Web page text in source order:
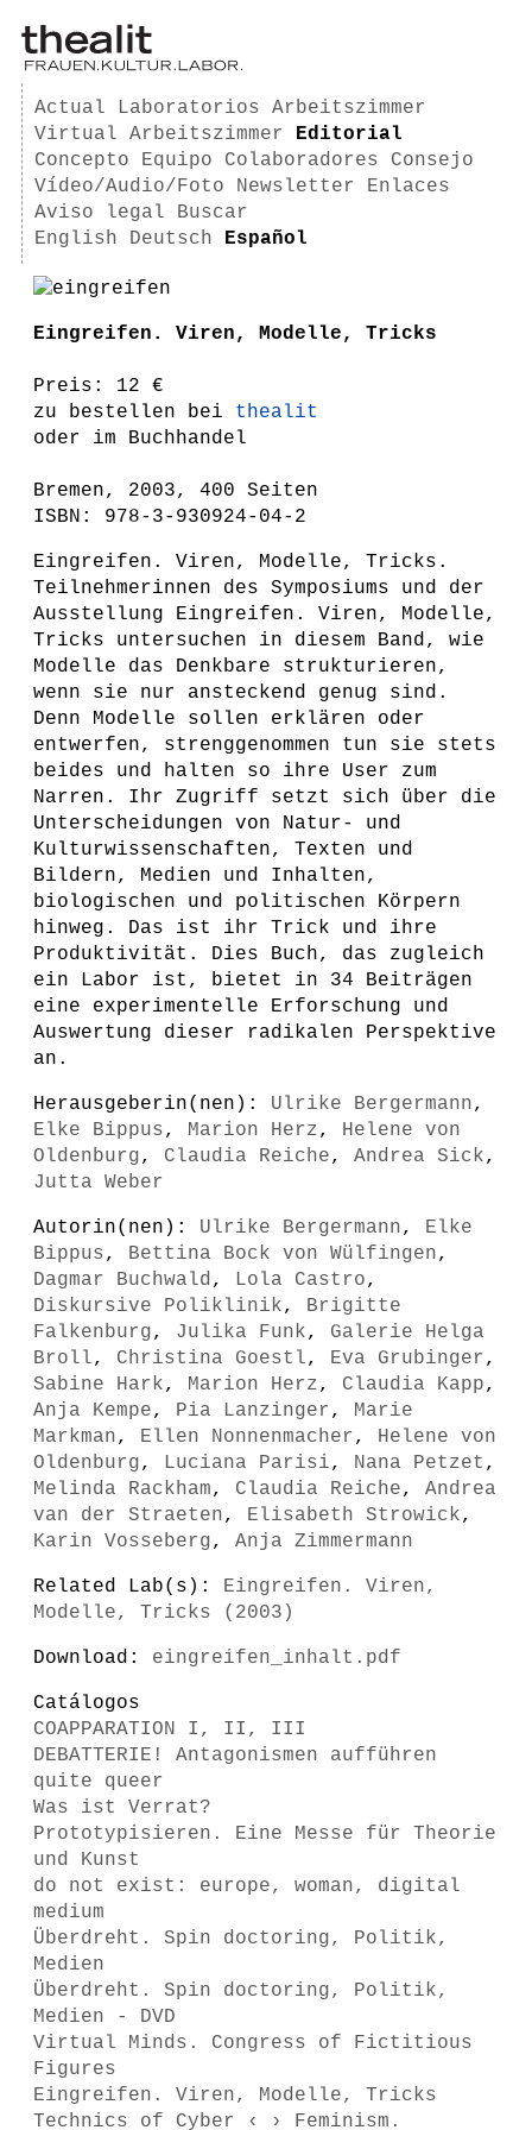
Actual Laboratorios
Arbeitszimmer
Virtual Arbeitszimmer
Editorial
Concepto
Equipo Colaboradores
Consejo
Vídeo/Audio/Foto
Newsletter
Enlaces
Aviso legal
Buscar
English
Deutsch Español
Eingreifen. Viren, Modelle, Tricks
Preis: 12 €
zu bestellen bei thealit
oder im Buchhandel
Bremen, 2003, 400 Seiten
ISBN: 978-3-930924-04-2
Eingreifen. Viren, Modelle, Tricks.
Teilnehmerinnen des Symposiums und der
Ausstellung Eingreifen. Viren, Modelle,
Tricks untersuchen in diesem Band, wie
Modelle das Denkbare strukturieren,
wenn sie nur ansteckend genug sind.
Denn Modelle sollen erklären oder
entwerfen, strenggenommen tun sie stets
beides und halten so ihre User zum
Narren. Ihr Zugriff setzt sich über die
Unterscheidungen von Natur- und
Kulturwissenschaften, Texten und
Bildern, Medien und Inhalten,
biologischen und politischen Körpern
hinweg. Das ist ihr Trick und ihre
Produktivität. Dies Buch, das zugleich
ein Labor ist, bietet in 34 Beiträgen
eine experimentelle Erforschung und
Auswertung dieser radikalen Perspektive
an.
Herausgeberin(nen): Ulrike Bergermann,
Elke Bippus, Marion Herz, Helene von
Oldenburg, Claudia Reiche, Andrea Sick,
Jutta Weber
Autorin(nen): Ulrike Bergermann, Elke
Bippus, Bettina Bock von Wülfingen,
Dagmar Buchwald, Lola Castro,
Diskursive Poliklinik, Brigitte
Falkenburg, Julika Funk, Galerie Helga
Broll, Christina Goestl, Eva Grubinger,
Sabine Hark, Marion Herz, Claudia Kapp,
Anja Kempe, Pia Lanzinger, Marie
Markman, Ellen Nonnenmacher, Helene von
Oldenburg, Luciana Parisi, Nana Petzet ,
Melinda Rackham, Claudia Reiche, Andrea
van der Straeten, Elisabeth Strowick,
Karin Vosseberg, Anja Zimmermann
Related Lab(s): Eingreifen. Viren,
Modelle, Tricks (2003)
Download: eingreifen_inhalt.pdf
Catálogos
COAPPARATION I, II, III
DEBATTERIE! Antagonismen aufführen
quite queer
Was ist Verrat?
Prototypisieren. Eine Messe für Theorie
und Kunst
do not exist: europe, woman, digital
medium
Überdreht. Spin doctoring, Politik,
Medien
Überdreht. Spin doctoring, Politik,
Medien - DVD
Virtual Minds. Congress of Fictitious
Figures
Eingreifen. Viren, Modelle, Tricks
Technics of Cyber ‹ › Feminism.